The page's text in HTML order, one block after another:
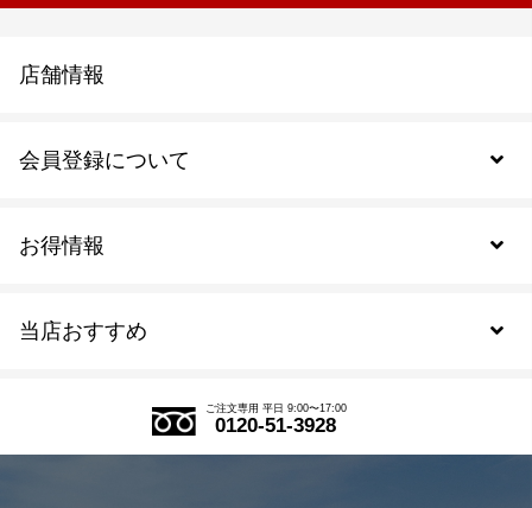
当店おすすめ
式部の香りシリーズ
お得情報
会員登録について
会員規約について
店舗情報
ご注文専用 平日 9:00〜17:00
0120-51-3928